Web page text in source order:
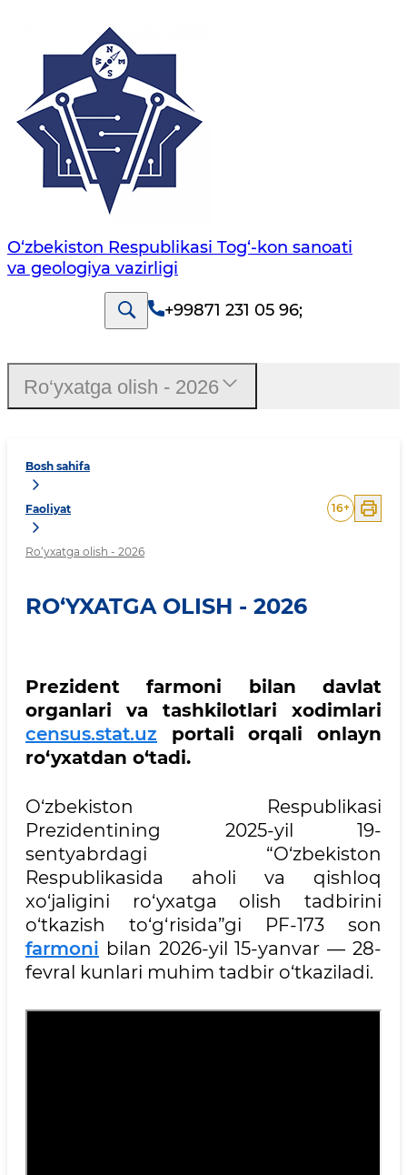
O‘zbekiston Respublikasi Tog‘-kon sanoati
va geologiya vazirligi
+99871 231 05 96;
Bosh sahifa
Faoliyat
Ro‘yxatga olish - 2026
16+
RO‘YXATGA OLISH - 2026
Prezident farmoni bilan davlat
organlari va tashkilotlari xodimlari
census.stat.uz portali orqali onlayn
ro‘yxatdan o‘tadi.
O‘zbekiston Respublikasi
Prezidentining 2025-yil 19-
sentyabrdagi “O‘zbekiston
Respublikasida aholi va qishloq
xo‘jaligini ro‘yxatga olish tadbirini
o‘tkazish to‘g‘risida”gi PF-173 son
farmoni bilan 2026-yil 15-yanvar — 28-
fevral kunlari muhim tadbir o‘tkaziladi.
Ro‘yxatga olish - 2026